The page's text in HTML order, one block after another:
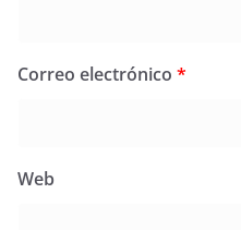
Correo electrónico *
Web